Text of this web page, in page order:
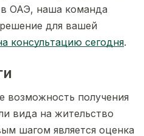
ОАЭ, наша команда
для вашей
консультацию сегодня.
возможность получения
вида на жительство
шагом является оценка